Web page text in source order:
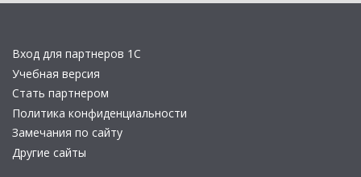
Вход для партнеров 1С
Учебная версия
Стать партнером
Политика конфиденциальности
Замечания по сайту
Другие сайты